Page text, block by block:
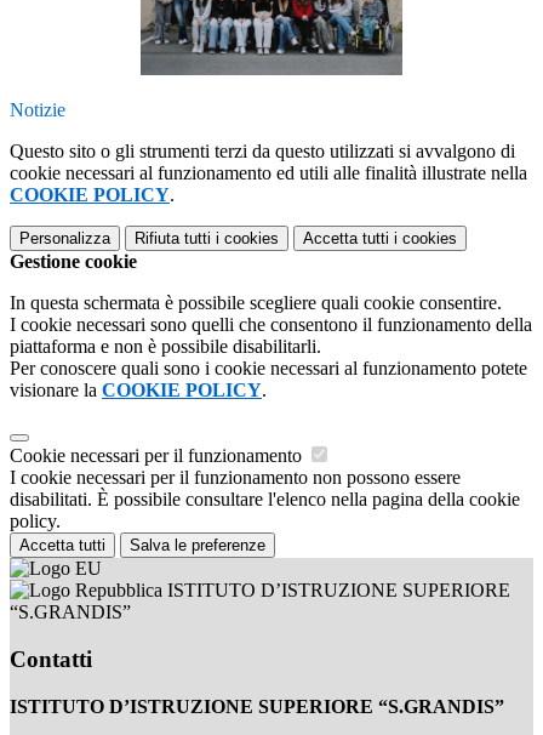
Notizie
Questo sito o gli strumenti terzi da questo utilizzati si avvalgono di
cookie necessari al funzionamento ed utili alle finalità illustrate nella
COOKIE POLICY.
Personalizza Rifiuta tutti i cookies Accetta tutti i cookies
Gestione cookie
In questa schermata è possibile scegliere quali cookie consentire.
I cookie necessari sono quelli che consentono il funzionamento della
piattaforma e non è possibile disabilitarli.
Per conoscere quali sono i cookie necessari al funzionamento potete
visionare la COOKIE POLICY.
Cookie necessari per il funzionamento
I cookie necessari per il funzionamento non possono essere
disabilitati. È possibile consultare l'elenco nella pagina della cookie
policy.
Accetta tutti Salva le preferenze
ISTITUTO D’ISTRUZIONE SUPERIORE
“S.GRANDIS”
Contatti
ISTITUTO D’ISTRUZIONE SUPERIORE “S.GRANDIS”